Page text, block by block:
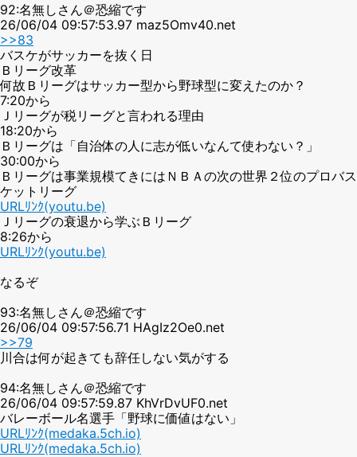
92:名無しさん＠恐縮です
26/06/04 09:57:53.97 maz5Omv40.net
>>83
バスケがサッカーを抜く日
Ｂリーグ改革
何故Ｂリーグはサッカー型から野球型に変えたのか？
7:20から
Ｊリーグが税リーグと言われる理由
18:20から
Ｂリーグは「自治体の人に志が低いなんて使わない？」
30:00から
Ｂリーグは事業規模てきにはＮＢＡの次の世界２位のプロバス
ケットリーグ
URLﾘﾝｸ(youtu.be)
Ｊリーグの衰退から学ぶＢリーグ
8:26から
URLﾘﾝｸ(youtu.be)
なるぞ
93:名無しさん＠恐縮です
26/06/04 09:57:56.71 HAgIz2Oe0.net
>>79
川合は何が起きても辞任しない気がする
94:名無しさん＠恐縮です
26/06/04 09:57:59.87 KhVrDvUF0.net
バレーボール名選手「野球に価値はない」
URLﾘﾝｸ(medaka.5ch.io)
URLﾘﾝｸ(medaka.5ch.io)